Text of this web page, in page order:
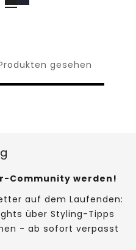
gesehen
Community werden!
auf dem Laufenden:
über Styling-Tipps
- ab sofort verpasst